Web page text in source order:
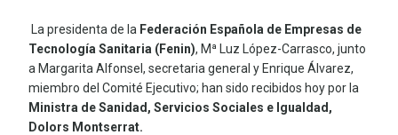
La presidenta de la Federación Española de Empresas de
Tecnología Sanitaria (Fenin), Mª Luz López-Carrasco, junto
a Margarita Alfonsel, secretaria general y Enrique Álvarez,
miembro del Comité Ejecutivo; han sido recibidos hoy por la
Ministra de Sanidad, Servicios Sociales e Igualdad,
Dolors Montserrat.